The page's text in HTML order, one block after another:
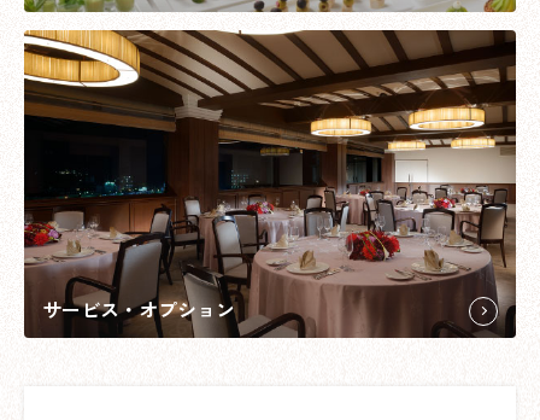
サービス・オプション